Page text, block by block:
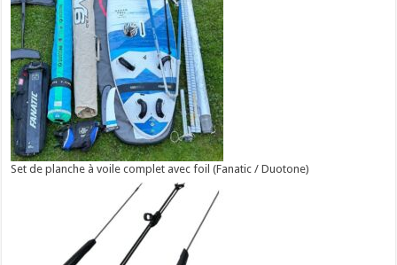
Set de planche à voile complet avec foil (Fanatic / Duotone)